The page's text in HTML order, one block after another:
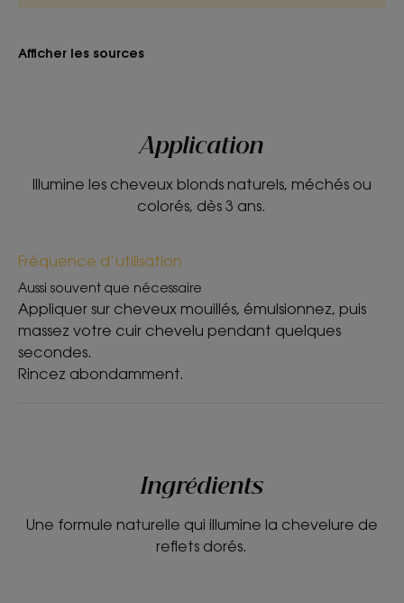
Afficher les sources
Application
Illumine les cheveux blonds naturels, méchés ou
colorés, dès 3 ans.
Fréquence d’utilisation
Aussi souvent que nécessaire
Appliquer sur cheveux mouillés, émulsionnez, puis
massez votre cuir chevelu pendant quelques
secondes.
Rincez abondamment.
Ingrédients
Une formule naturelle qui illumine la chevelure de
reflets dorés.